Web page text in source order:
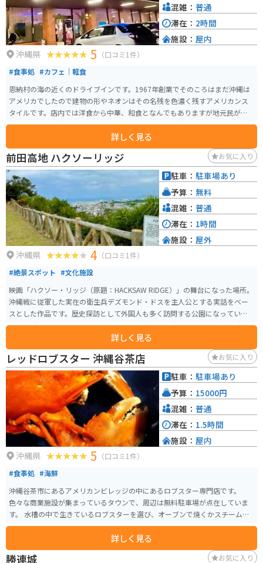
沖縄県 5 （口コミ1件）
#食事処 #カフェ｜軽食
恩納村の海の近くのドライブインです。1967年創業でそのころはまだ沖縄は
アメリカでしたので建物の形やネオンはその名残を色濃く残すアメリカンス
タイルです。店内では洋食から中華、和食となんでもありますが地元民が必
ず注文するのが、名物のスープです。そして店の外はビーチなのでまさにシ
ーサイドを楽しめます。ハンバーガーなどのテイクアウトあり。
詳しく見る
混雑： 普通
滞在： 2時間
施設： 屋内
前田高地 ハクソーリッジ お気に入り
沖縄県 4 （口コミ1件）
#絶景スポット #文化施設
映画「ハクソー・リッジ（原題：HACKSAW RIDGE）」の舞台になった場所。
沖縄戦に従軍した実在の衛生兵デズモンド・ドスを主人公とする実話をベー
スとした作品です。歴史探訪として外国人も多く訪問する公園になっていま
す。 場所は「浦添城跡」とほぼ同じ、景色の良い高台にあります。無料駐車
詳しく見る
駐車： 駐車場あり
予算： 無料
混雑： 普通
滞在： 1時間
施設： 屋外
レッドロブスター 沖縄谷茶店 お気に入り
沖縄県 5 （口コミ1件）
#食事処 #海鮮
沖縄谷茶市にあるアメリカンビレッジの中にあるロブスター専門店です。
色々な商業施設が集まっているタウンで、周辺は無料駐車場が点在していま
す。 水槽の中で生きているロブスターを選び、オーブンで焼くかスチームで
蒸すかの調理方法が選べます。ロブスターとパエリア、サラダスープなどのセ
詳しく見る
駐車： 駐車場あり
予算： 15000円
混雑： 普通
滞在： 1.5時間
施設： 屋内
勝連城 お気に入り